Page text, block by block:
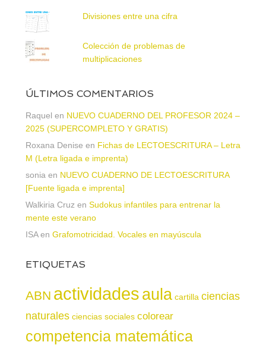
Divisiones entre una cifra
Colección de problemas de
multiplicaciones
ÚLTIMOS COMENTARIOS
Raquel en NUEVO CUADERNO DEL PROFESOR 2024 –
2025 (SUPERCOMPLETO Y GRATIS)
Roxana Denise en Fichas de LECTOESCRITURA – Letra
M (Letra ligada e imprenta)
sonia en NUEVO CUADERNO DE LECTOESCRITURA
[Fuente ligada e imprenta]
Walkiria Cruz en Sudokus infantiles para entrenar la
mente este verano
ISAen Grafomotricidad. Vocales en mayúscula
ETIQUETAS
ABN actividadesaula cartilla ciencias
naturales ciencias sociales colorear
competencia matemática